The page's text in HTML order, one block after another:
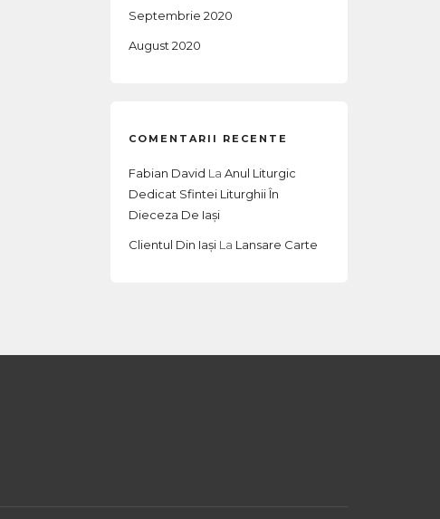
Septembrie 2020
August 2020
COMENTARII RECENTE
Fabian David La Anul Liturgic
Dedicat Sfintei Liturghii În
Dieceza De Iași
Clientul Din IașiLa Lansare Carte